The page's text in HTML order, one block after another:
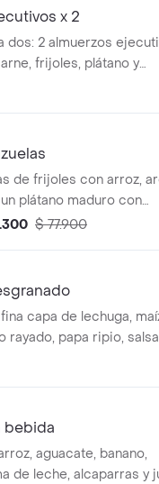
x 2
dos: 2 almuerzos
frijoles, plátano y
de 2 sopas y
de frijoles con arroz,
plátano maduro con
con dos bebidas
$ 77.900
capa de lechuga,
rayado, papa ripio,
pollo asado al carbón
bebida
aguacate, banano,
de leche, alcaparras y